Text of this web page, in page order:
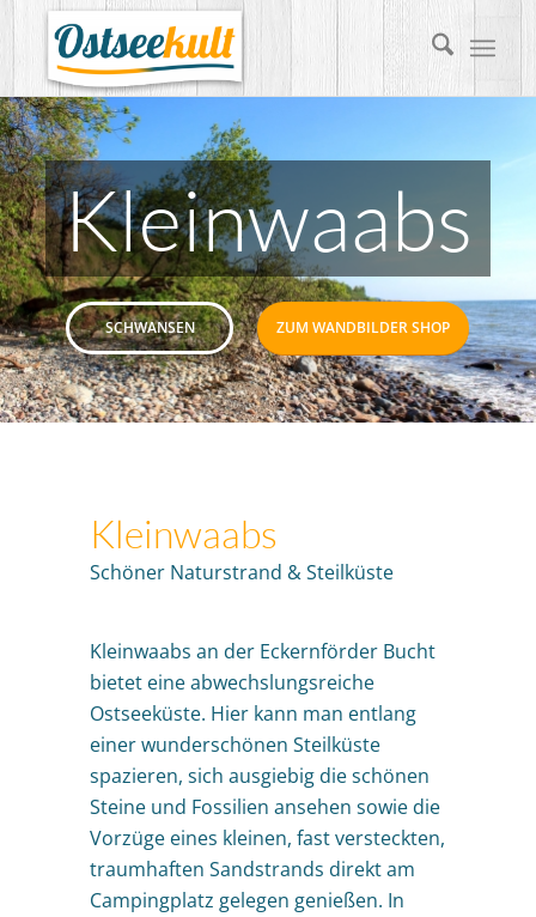
Kleinwaabs
SCHWANSEN ZUM WANDBILDER SHOP
Kleinwaabs
Schöner Naturstrand & Steilküste
Kleinwaabs an der Eckernförder Bucht
bietet eine abwechslungsreiche
Ostseeküste. Hier kann man entlang
einer wunderschönen Steilküste
spazieren, sich ausgiebig die schönen
Steine und Fossilien ansehen sowie die
Vorzüge eines kleinen, fast versteckten,
traumhaften Sandstrands direkt am
Campingplatz gelegen genießen. In